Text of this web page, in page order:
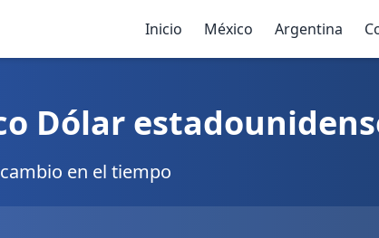
Inicio México Argentina
Dólar
en el tiempo